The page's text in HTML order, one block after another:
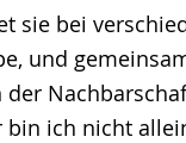
sie bei
und
ich nicht